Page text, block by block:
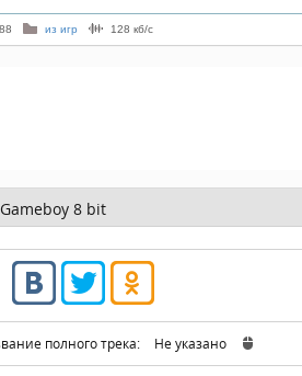
из игр 128 кб/с
8 bit
полного трека: Не указано